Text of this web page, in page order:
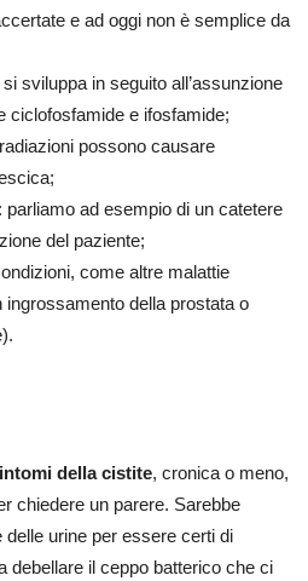
e ad oggi non è semplice da
si sviluppa in seguito all’assunzione
ciclofosfamide e ifosfamide;
possono causare
ad esempio di un catetere
del paziente;
come altre malattie
ingrossamento della prostata o
della cistite, cronica o meno,
chiedere un parere. Sarebbe
urine per essere certi di
debellare il ceppo batterico che ci